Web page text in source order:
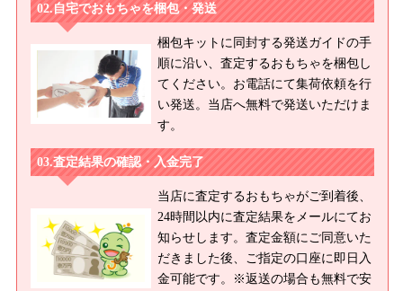
自宅でおもちゃを梱包・発送
梱包キットに同封する発送ガイドの手
順に沿い、査定するおもちゃを梱包し
てください。お電話にて集荷依頼を行
い発送。当店へ無料で発送いただけま
す。
査定結果の確認・入金完了
当店に査定するおもちゃがご到着後、
24時間以内に査定結果をメールにてお
知らせします。査定金額にご同意いた
だきました後、ご指定の口座に即日入
金可能です。※返送の場合も無料で安